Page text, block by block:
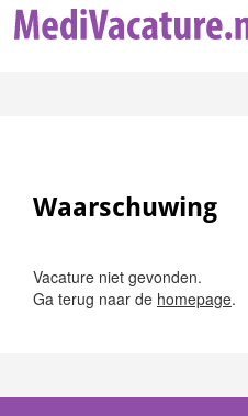
Waarschuwing
Vacature niet gevonden.
Ga terug naar de homepage.